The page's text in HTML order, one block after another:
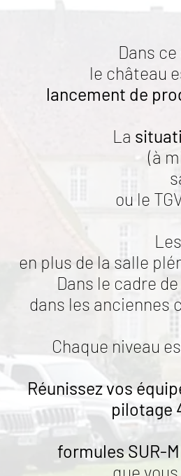
Dans ce
le château
lancement de
La
(à
ou le
en plus de la salle
Dans le cadre de
dans les anciennes
Chaque niveau
Réunissez vos
pilotage
formules SUR-
que